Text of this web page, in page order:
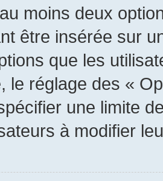
moins deux
être insérée sur
que les
le réglage des «
une limite
à modifier